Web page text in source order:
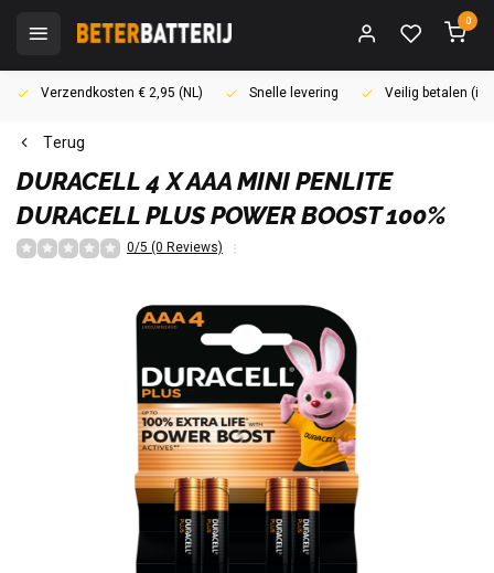
0
Verzendkosten € 2,95 (NL) Snelle levering Veilig betalen
Terug
DURACELL 4 X AAA MINI PENLITE
DURACELL PLUS POWER BOOST 100%
0/5 (0 Reviews)